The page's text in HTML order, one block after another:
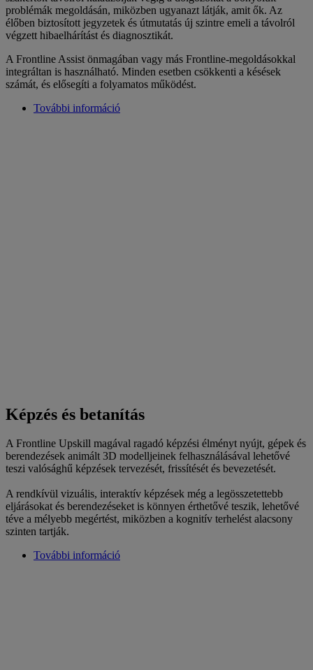
problémák megoldásán, miközben ugyanazt látják, amit ők. Az
élőben biztosított jegyzetek és útmutatás új szintre emeli a távolról
végzett hibaelhárítást és diagnosztikát.
A Frontline Assist önmagában vagy más Frontline-megoldásokkal
integráltan is használható. Minden esetben csökkenti a késések
számát, és elősegíti a folyamatos működést.
További információ
Képzés és betanítás
A Frontline Upskill magával ragadó képzési élményt nyújt, gépek és
berendezések animált 3D modelljeinek felhasználásával lehetővé
teszi valósághű képzések tervezését, frissítését és bevezetését.
A rendkívül vizuális, interaktív képzések még a legösszetettebb
eljárásokat és berendezéseket is könnyen érthetővé teszik, lehetővé
téve a mélyebb megértést, miközben a kognitív terhelést alacsony
szinten tartják.
További információ